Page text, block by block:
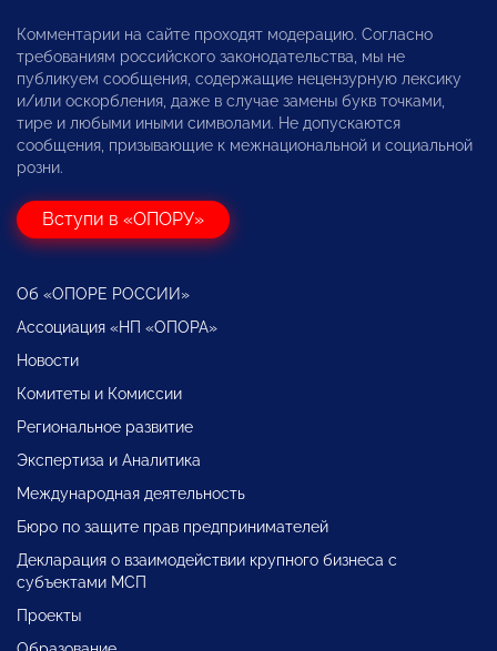
Комментарии на сайте проходят модерацию. Согласно
требованиям российского законодательства, мы не
публикуем сообщения, содержащие нецензурную лексику
и/или оскорбления, даже в случае замены букв точками,
тире и любыми иными символами. Не допускаются
сообщения, призывающие к межнациональной и социальной
розни.
Вступи в «ОПОРУ»
Об «ОПОРЕ РОССИИ»
Ассоциация «НП «ОПОРА»
Новости
Комитеты и Комиссии
Региональное развитие
Экспертиза и Аналитика
Международная деятельность
Бюро по защите прав предпринимателей
Декларация о взаимодействии крупного бизнеса с
субъектами МСП
Проекты